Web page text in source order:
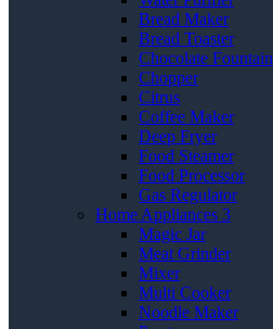
Bread Maker
Bread Toaster
Chocolate Fountain
Chopper
Citrus
Coffee Maker
Deep Fryer
Food Steamer
Food Processor
Gas Regulator
Home Appliances 3
Magic Jar
Meat Grinder
Mixer
Multi Cooker
Noodle Maker